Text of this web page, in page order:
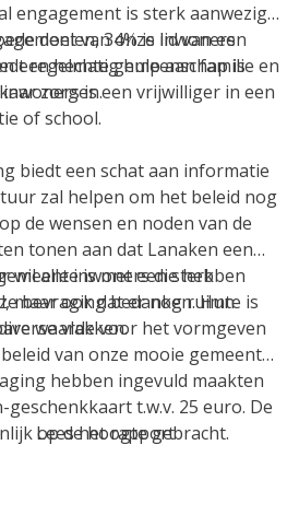
engagement is sterk aanwezig:
doelen, 34% is lid van een
regelmatig hulp aan familie en
is een vrijwilliger in een
of school.
van onze inwoners
een hechte gemeenschap is
zorgen.
biedt een schat aan informatie
zal helpen om het beleid nog
de wensen en noden van de
tonen aan dat Lanaken een
is met een sterk
maar ook dat er nog ruimte is
vlakken.
wil alle inwoners die hebben
bevraging bedanken. Hun
waarde voor het vormgeven
van onze mooie gemeente.
hebben ingevuld maakten
t.w.v. 25 euro. De
op de hoogte gebracht.
Lees het rapport